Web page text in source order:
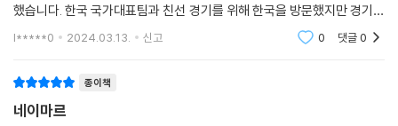
했습니다. 한국 국가대표팀과 친선 경기를 위해 한국을 방문했지만 경기보
다 더 화제가 된 것이 있습니다.브라질 국가대표팀이 한국을 관광하는 모
l*****0 2024.03.13. 신고 0 댓글0
종이책
네이마르